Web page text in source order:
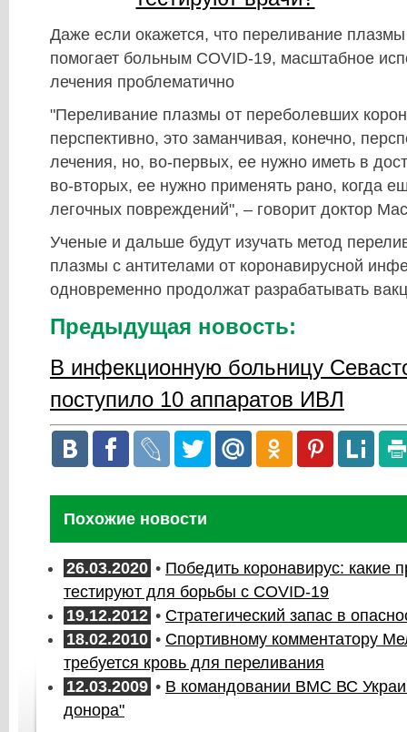
Даже если окажется, что переливание
помогает больным COVID-19, масштабное
лечения проблематично
"Переливание плазмы от переболевших
перспективно, это заманчивая, конечно,
лечения, но, во-первых, ее нужно иметь в
во-вторых, ее нужно применять рано, когда
легочных повреждений", – говорит доктор
Ученые и дальше будут изучать метод
плазмы с антителами от коронавирусной
одновременно продолжат разрабатывать
Предыдущая новость:
В инфекционную больницу
поступило 10 аппаратов ИВЛ
Похожие новости
26.03.2020 • Победить коронавирус: какие
тестируют для борьбы с COVID-19
19.12.2012 • Стратегический запас в
18.02.2010 • Спортивному комментатору
требуется кровь для переливания
12.03.2009 • В командовании ВМС ВС
донора"